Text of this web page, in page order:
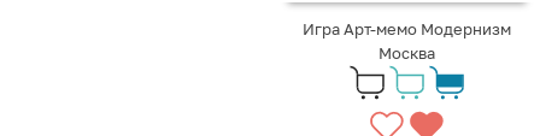
Игра Арт-мемо Модернизм
Москва